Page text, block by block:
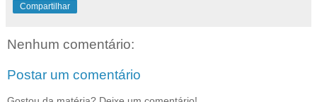
Compartilhar
Nenhum comentário:
Postar um comentário